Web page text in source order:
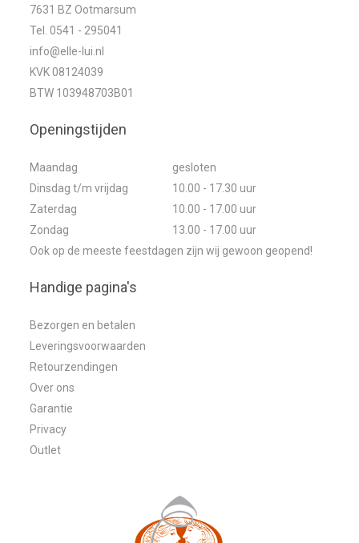
7631 BZ Ootmarsum
Tel. 0541 - 295041
info@elle-lui.nl
KVK 08124039
BTW 103948703B01
Openingstijden
Maandag
gesloten
Dinsdag t/m vrijdag
10.00 - 17.30 uur
Zaterdag
10.00 - 17.00 uur
Zondag
13.00 - 17.00 uur
Ook op de meeste feestdagen zijn wij gewoon geopend!
Handige pagina's
Bezorgen en betalen
Leveringsvoorwaarden
Retourzendingen
Over ons
Garantie
Privacy
Outlet